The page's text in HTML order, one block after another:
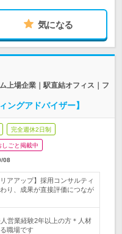
気になる
上場企業｜駅直結オフィス｜フ
ングアドバイザー】
完全週休2日制
しごと掲載中
08
アアップ】採用コンサルティ
り、成果が直接評価につなが
営業経験2年以上の方＊人材
職場です